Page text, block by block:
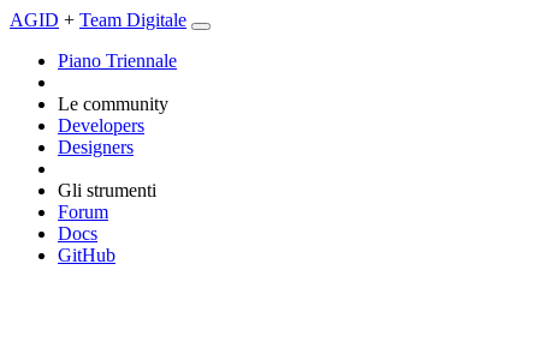
AGID + Team Digitale
Piano Triennale
Le community
Developers
Designers
Gli strumenti
Forum
Docs
GitHub